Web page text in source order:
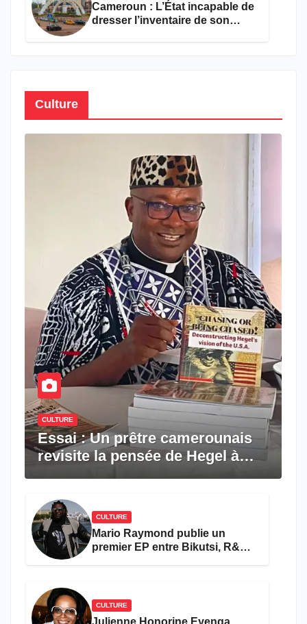
Cameroun : L’État incapable de
dresser l’inventaire de son
Culture
CULTURE
Essai : Un prêtre camerounais
revisite la pensée de Hegel à
CULTURE
Mario Raymond publie un
premier EP entre Bikutsi, R&B
CULTURE